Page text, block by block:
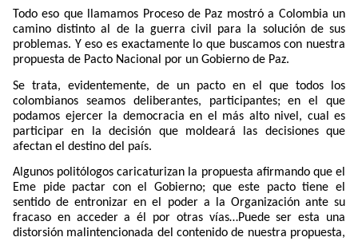
Todo eso que llamamos Proceso de Paz mostró a Colombia un
camino distinto al de la guerra civil para la solución de sus
problemas. Y eso es exactamente lo que buscamos con nuestra
propuesta de Pacto Nacional por un Gobierno de Paz.
Se trata, evidentemente, de un pacto en el que todos los
colombianos seamos deliberantes, participantes; en el que
podamos ejercer la democracia en el más alto nivel, cual es
participar en la decisión que moldeará las decisiones que
afectan el destino del país.
Algunos politólogos caricaturizan la propuesta afirmando que el
Eme pide pactar con el Gobierno; que este pacto tiene el
sentido de entronizar en el poder a la Organización ante su
fracaso en acceder a él por otras vías…Puede ser esta una
distorsión malintencionada del contenido de nuestra propuesta,